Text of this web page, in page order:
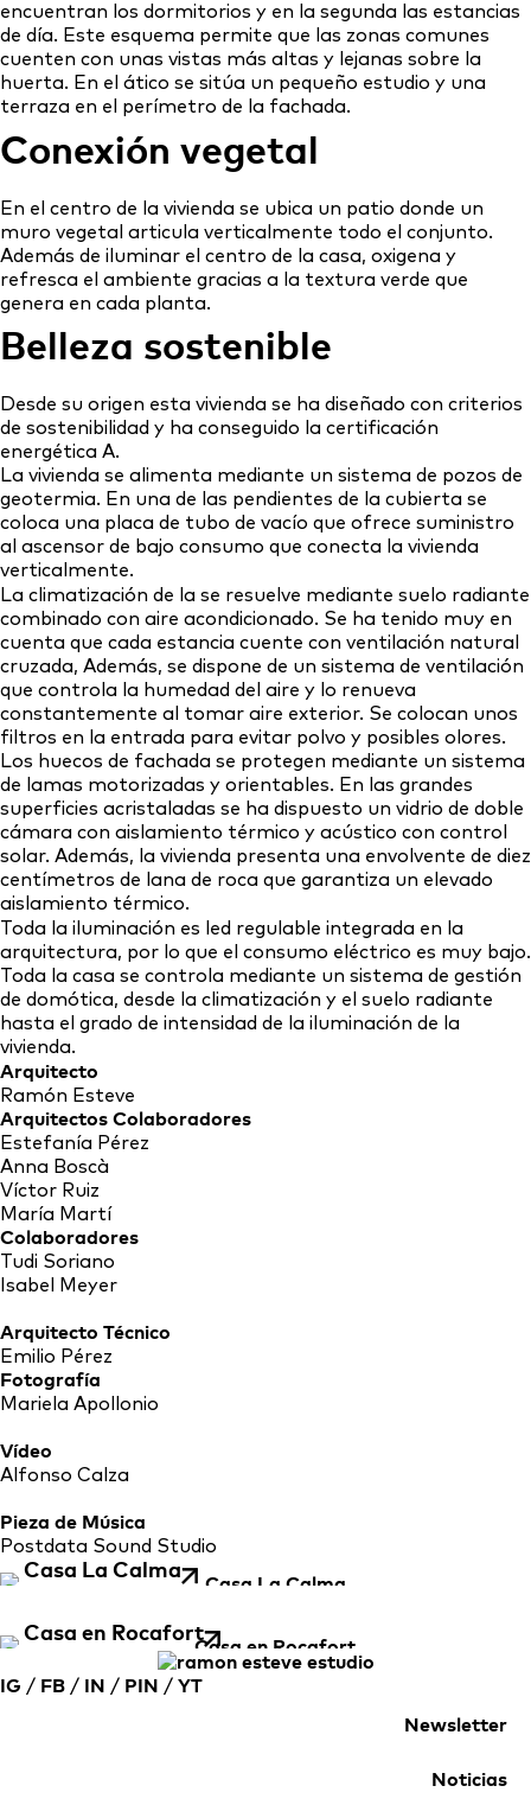
encuentran los dormitorios y en la segunda las estancias
de día. Este esquema permite que las zonas comunes
cuenten con unas vistas más altas y lejanas sobre la
huerta. En el ático se sitúa un pequeño estudio y una
terraza en el perímetro de la fachada.
Conexión vegetal
En el centro de la vivienda se ubica un patio donde un
muro vegetal articula verticalmente todo el conjunto.
Además de iluminar el centro de la casa, oxigena y
refresca el ambiente gracias a la textura verde que
genera en cada planta.
Belleza sostenible
Desde su origen esta vivienda se ha diseñado con criterios
de sostenibilidad y ha conseguido la certificación
energética A.
La vivienda se alimenta mediante un sistema de pozos de
geotermia. En una de las pendientes de la cubierta se
coloca una placa de tubo de vacío que ofrece suministro
al ascensor de bajo consumo que conecta la vivienda
verticalmente.
La climatización de la se resuelve mediante suelo radiante
combinado con aire acondicionado. Se ha tenido muy en
cuenta que cada estancia cuente con ventilación natural
cruzada, Además, se dispone de un sistema de ventilación
que controla la humedad del aire y lo renueva
constantemente al tomar aire exterior. Se colocan unos
filtros en la entrada para evitar polvo y posibles olores.
Los huecos de fachada se protegen mediante un sistema
de lamas motorizadas y orientables. En las grandes
superficies acristaladas se ha dispuesto un vidrio de doble
cámara con aislamiento térmico y acústico con control
solar. Además, la vivienda presenta una envolvente de diez
centímetros de lana de roca que garantiza un elevado
aislamiento térmico.
Toda la iluminación es led regulable integrada en la
arquitectura, por lo que el consumo eléctrico es muy bajo.
Toda la casa se controla mediante un sistema de gestión
de domótica, desde la climatización y el suelo radiante
hasta el grado de intensidad de la iluminación de la
vivienda.
Arquitecto
Ramón Esteve
Arquitectos Colaboradores
Estefanía Pérez
Anna Boscà
Víctor Ruiz
María Martí
Colaboradores
Tudi Soriano
Isabel Meyer
Arquitecto Técnico
Emilio Pérez
Fotografía
Mariela Apollonio
Vídeo
Alfonso Calza
Pieza de Música
Postdata Sound Studio
Casa La Calma
Casa en Rocafort
IG / FB / IN / PIN / YT
Newsletter
Noticias